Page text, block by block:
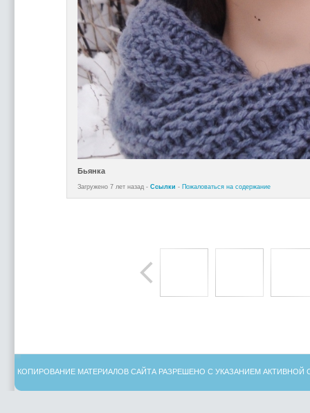
Бьянка
Загружено 7 лет назад - Ссылки - Пожаловаться на содержание
КОПИРОВАНИЕ МАТЕРИАЛОВ САЙТА РАЗРЕШЕНО С УКАЗАНИЕМ АКТИВНОЙ